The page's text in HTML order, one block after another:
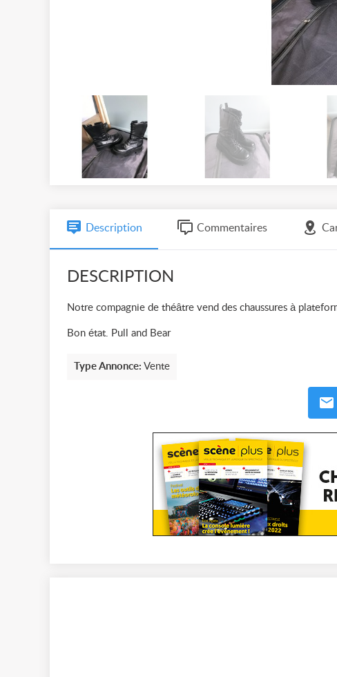
Description Commentaires
DESCRIPTION
Notre compagnie de théâtre vend des chaussures à
Bon état. Pull and Bear
Type Annonce: Vente